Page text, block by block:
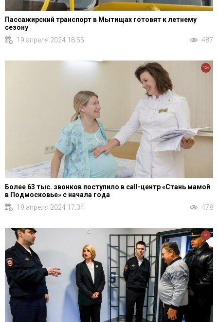
Пассажирский транспорт в Мытищах готовят к летнему
сезону
19 апреля 2024 18:55
487
Более 63 тыс. звонков поступило в call-центр «Стань мамой
в Подмосковье» с начала года
19 апреля 2024 17:34
478
12+
12+